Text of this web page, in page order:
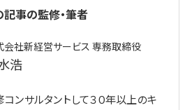
記事の監修・筆者
会社新経営サービス 専務取締役
浩
ンサルタントして３０年以上のキ